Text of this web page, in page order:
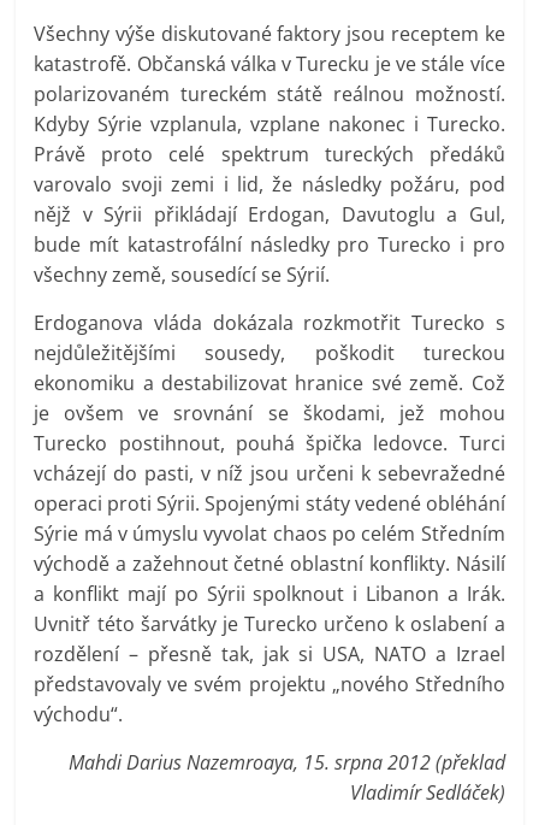
Všechny výše diskutované faktory jsou receptem ke
katastrofě. Občanská válka v Turecku je ve stále více
polarizovaném tureckém státě reálnou možností.
Kdyby Sýrie vzplanula, vzplane nakonec i Turecko.
Právě proto celé spektrum tureckých předáků
varovalo svoji zemi i lid, že následky požáru, pod
nějž v Sýrii přikládají Erdogan, Davutoglu a Gul,
bude mít katastrofální následky pro Turecko i pro
všechny země, sousedící se Sýrií.
Erdoganova vláda dokázala rozkmotřit Turecko s
nejdůležitějšími sousedy, poškodit tureckou
ekonomiku a destabilizovat hranice své země. Což
je ovšem ve srovnání se škodami, jež mohou
Turecko postihnout, pouhá špička ledovce. Turci
vcházejí do pasti, v níž jsou určeni k sebevražedné
operaci proti Sýrii. Spojenými státy vedené obléhání
Sýrie má v úmyslu vyvolat chaos po celém Středním
východě a zažehnout četné oblastní konflikty. Násilí
a konflikt mají po Sýrii spolknout i Libanon a Irák.
Uvnitř této šarvátky je Turecko určeno k oslabení a
rozdělení – přesně tak, jak si USA, NATO a Izrael
představovaly ve svém projektu „nového Středního
východu“.
Mahdi Darius Nazemroaya, 15. srpna 2012 (překlad
Vladimír Sedláček)